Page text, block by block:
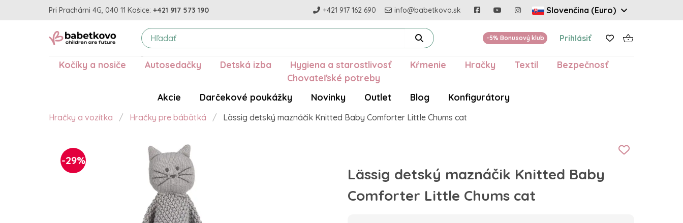
Pri Prachárni 4G, 040 11 Košice: +421 917 573 190 +421 917 162 690 info@babetkovo.sk Slovenčina (Euro)
-5% Bonusový klub Prihlásiť
Kočíky a nosiče Autosedačky Detská izba Hygiena a starostlivosť Kŕmenie Hračky Textil
Bezpečnosť
Chovateľské potreby
Akcie
Darčekové poukážky Novinky Outlet Blog Konfigurátory
Hračky a vozítka Hračky pre bábätká Lässig detský maznáčik Knitted Baby Comforter Little Chums cat
-29%
Lässig detský maznáčik Knitted Baby
Comforter Little Chums cat